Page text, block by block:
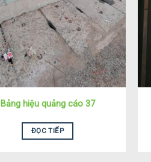
Bảng hiệu quảng cáo 37
ĐỌC TIẾP